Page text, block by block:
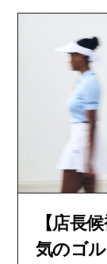
【店長
気のゴ